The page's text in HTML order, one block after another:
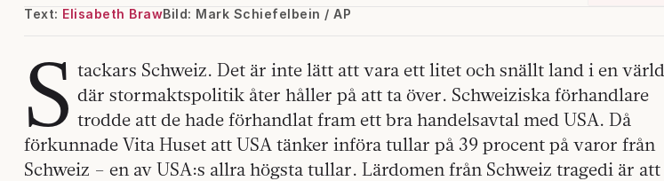
Text: Elisabeth BrawBild: Mark Schiefelbein / AP
S tackars Schweiz. Det är inte lätt att vara ett litet och snällt land i en värld
där stormaktspolitik åter håller på att ta över. Schweiziska förhandlare
trodde att de hade förhandlat fram ett bra handelsavtal med USA. Då
förkunnade Vita Huset att USA tänker införa tullar på 39 procent på varor från
Schweiz – en av USA:s allra högsta tullar. Lärdomen från Schweiz tragedi är att